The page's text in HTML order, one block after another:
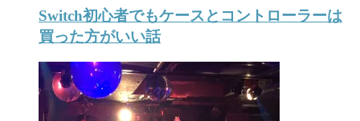
Switch初心者でもケースとコントローラーは
買った方がいい話